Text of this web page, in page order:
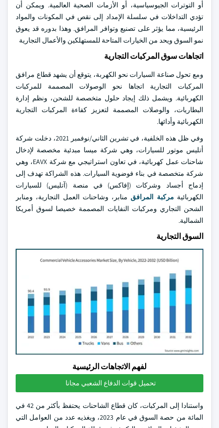
أو التوترات الجيوسياسية، أو الأزمات الصحية العالمية. ويمكن أن
تؤدي التداخلات في سلسلة الإمداد إلى نقص في المكونات والمواد
الرئيسية، مما يؤثر على تصنيع وتوافر المرافق. وهذا بدوره قد يعوق
نمو السوق ويحد من الخيارات المتاحة للمستهلكين والأعمال التجارية
اتجاهات سوق المركبات التجارية
ومع تحول صناعة السيارات نحو الكهربة، يتوقع أن يشهد قطاع مرافق
المركبات التجارية اتجاها نحو الوصولات المصممة للمركبات
الكهربائية. ويشمل ذلك إيجاد حلول متخصصة للشحن، ونظم إدارة
البطاريات، والوصلات المصممة لتعزيز كفاءة المركبات التجارية
الكهربائية وأدائها.
وفي ظل هذه الخلفية، في تشرين الثاني/نوفمبر 2021، دخلت شركة
أتليس موتور للسيارات، وهي شركة ميسا مبدئية مخصصة لإدخال
شاحنات عمل كهربائية، في تعاون استراتيجي مع شركة EAVX، وهي
شركة متخصصة في بناء فوضوية السيارات. هذه الشراكة تهدف إلى
إدماج أجساد وشركات (إفاكس) في منصة (آتليس) للسيارات
الكهربائية مركبة المرافقمنابر، وشاحنات العمل التجارية، ومنابر
الشحن التجاري ومركبات النفايات المصممة خصيصا لسوق أمريكا
الشمالية.
السوق التجارية
لفهم الاتجاهات الرئيسية
تحميل قوات الدفاع الشعبي مجانا
واستنادا إلى المركبات، كان قطاع الشاحنات يحتفظ بأكثر من 42 في
المائة من حصة السوق في عام 2023، ويغذيه عدد من العوامل التي